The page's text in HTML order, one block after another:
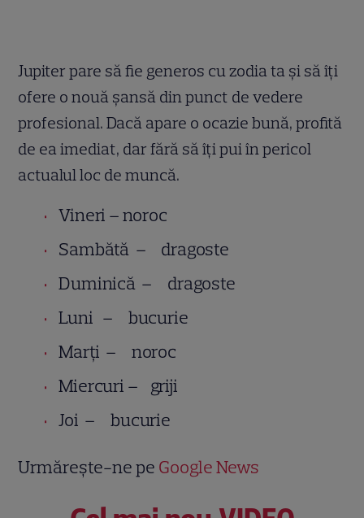
Jupiter pare să fie generos cu zodia ta şi să îţi
ofere o nouă şansă din punct de vedere
profesional. Dacă apare o ocazie bună, profită
de ea imediat, dar fără să îţi pui în pericol
actualul loc de muncă.
Vineri – noroc
Sambătă – dragoste
Duminică – dragoste
Luni – bucurie
Marţi – noroc
Miercuri – griji
Joi – bucurie
Urmărește-ne pe Google News